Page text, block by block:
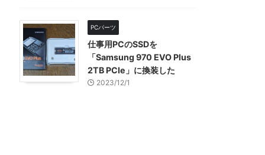
PCパーツ
仕事用PCのSSDを
「Samsung 970 EVO Plus
2TB PCIe」に換装した
2023/12/1